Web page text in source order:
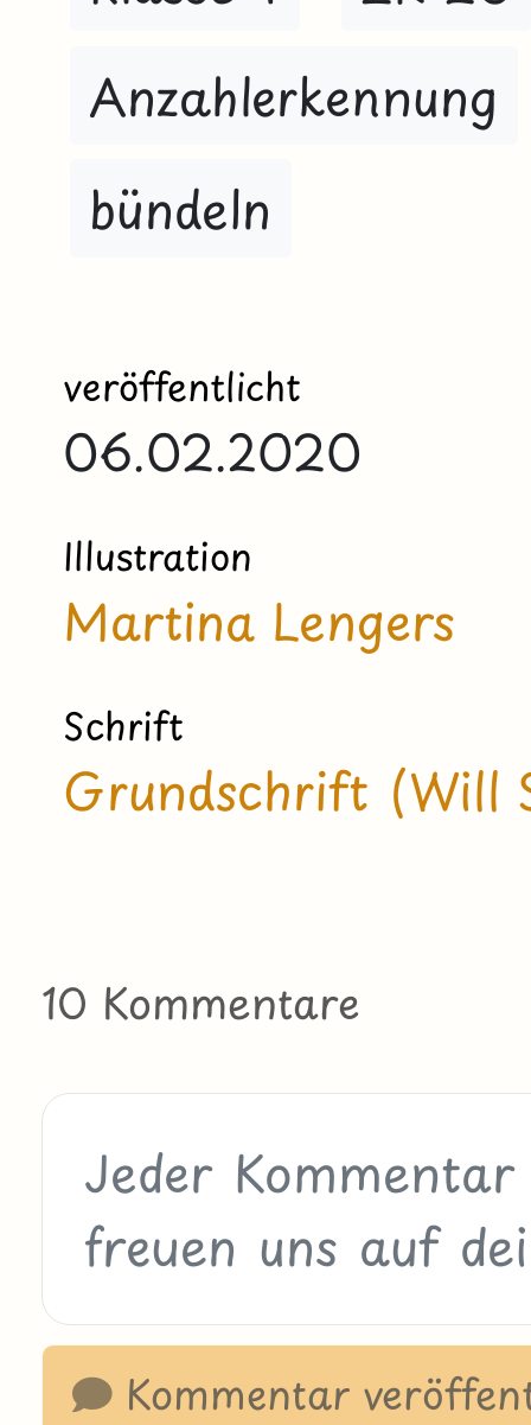
Anzahlerkennung
bündeln
veröffentlicht
06.02.2020
Illustration
Martina Lengers
Schrift
Grundschrift (Will
10 Kommentare
Kommentar